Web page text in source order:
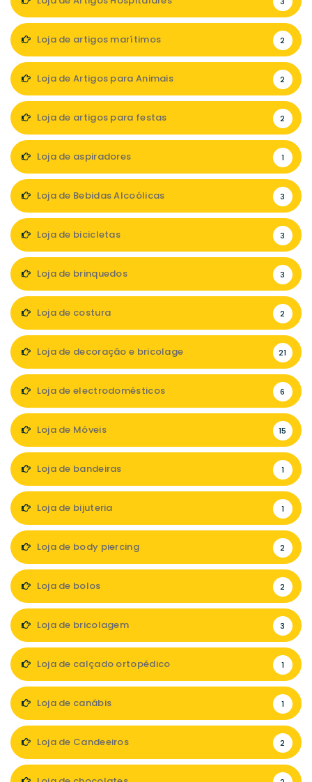
Loja de artigos marítimos 2
Loja de Artigos para Animais 2
Loja de artigos para festas 2
Loja de aspiradores 1
Loja de Bebidas Alcoólicas 3
Loja de bicicletas 3
Loja de brinquedos 3
Loja de costura 2
Loja de decoração e bricolage 21
Loja de electrodomésticos 6
Loja de Móveis 15
Loja de bandeiras 1
Loja de bijuteria 1
Loja de body piercing 2
Loja de bolos 2
Loja de bricolagem 3
Loja de calçado ortopédico 1
Loja de canábis 1
Loja de Candeeiros 2